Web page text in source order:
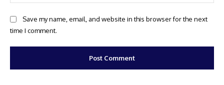
Save my name, email, and website in this browser for the next
time I comment.